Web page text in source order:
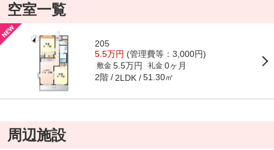
空室一覧
205
5.5万円 (管理費等：3,000円)
敷金 5.5万円 礼金 0ヶ月
2階 2LDK 51.30㎡
周辺施設